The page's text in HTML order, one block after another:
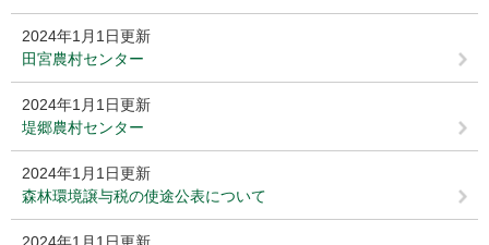
2024年1月1日更新
田宮農村センター
2024年1月1日更新
堤郷農村センター
2024年1月1日更新
森林環境譲与税の使途公表について